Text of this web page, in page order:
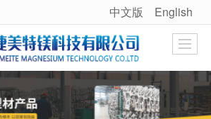
很遗憾，因您的浏览器版本过低导致无法获得最佳浏览体验，推荐下载安装谷歌浏览器！
中文版 English